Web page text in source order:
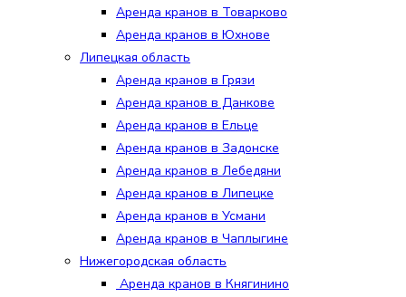
Аренда кранов в Товарково
Аренда кранов в Юхнове
Липецкая область
Аренда кранов в Грязи
Аренда кранов в Данкове
Аренда кранов в Ельце
Аренда кранов в Задонске
Аренда кранов в Лебедяни
Аренда кранов в Липецке
Аренда кранов в Усмани
Аренда кранов в Чаплыгине
Нижегородская область
Аренда кранов в Княгинино